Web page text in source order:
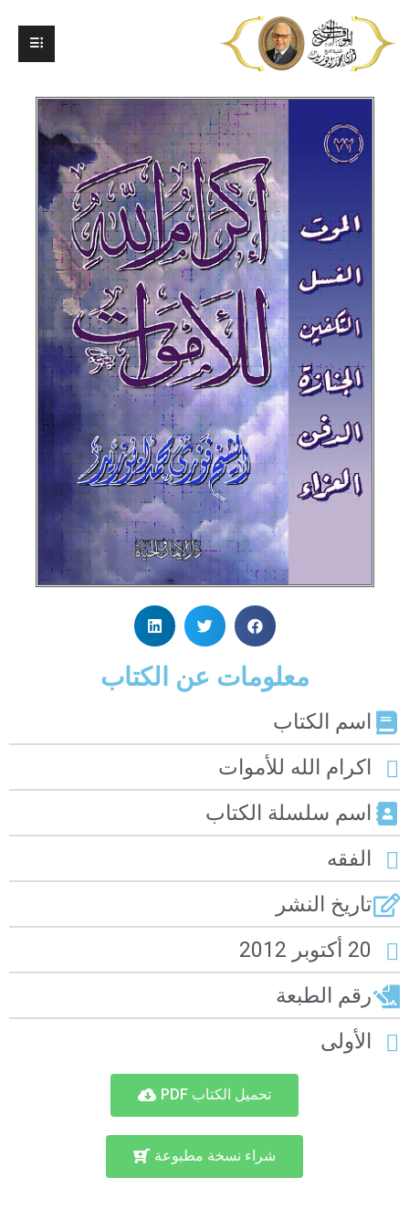
معلومات عن الكتاب
اسم الكتاب
اكرام الله للأموات
اسم سلسلة الكتاب
الفقه
تاريخ النشر
20 أكتوبر 2012
رقم الطبعة
الأولى
تحميل الكتاب PDF
شراء نسخة مطبوعة